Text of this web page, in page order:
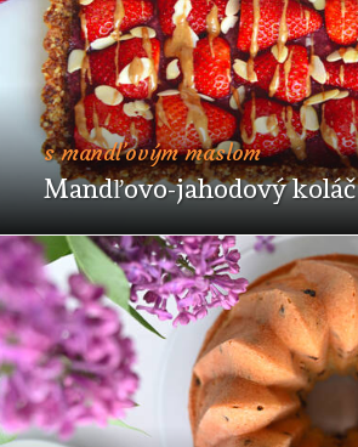
s mandľovým maslom
Mandľovo-jahodový koláč